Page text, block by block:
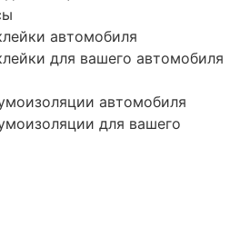
автомобиля
для вашего автомобиля
автомобиля
для вашего